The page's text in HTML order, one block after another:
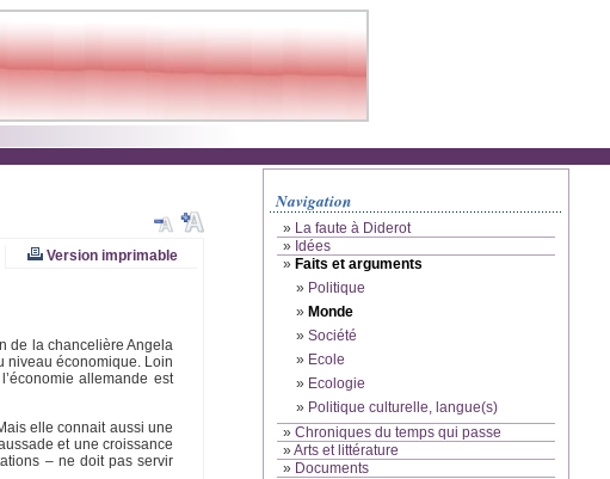
Version imprimable
de la chancelière Angela
niveau économique. Loin
allemande est
elle connait aussi une
et une croissance
– ne doit pas servir
Navigation
» La faute à Diderot
» Idées
» Faits et arguments
» Politique
» Monde
» Société
» Ecole
» Ecologie
» Politique culturelle, langue(s)
» Chroniques du temps qui passe
»Arts et littérature
» Documents